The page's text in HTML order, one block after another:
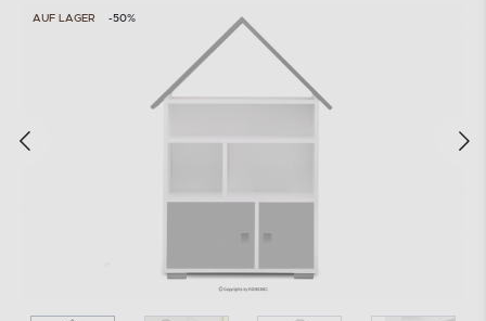
AUF LAGER -50%